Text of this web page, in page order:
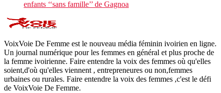
enfants ‘‘sans famille’’ de Gagnoa
VoixVoie De Femme est le nouveau média féminin ivoirien en ligne.
Un journal numérique pour les femmes en général et plus proche de
la femme ivoirienne. Faire entendre la voix des femmes où qu'elles
soient,d'où qu'elles viennent , entrepreneures ou non,femmes
urbaines ou rurales. Faire entendre la voix des femmes ,c'est le défi
de VoixVoie De Femme.